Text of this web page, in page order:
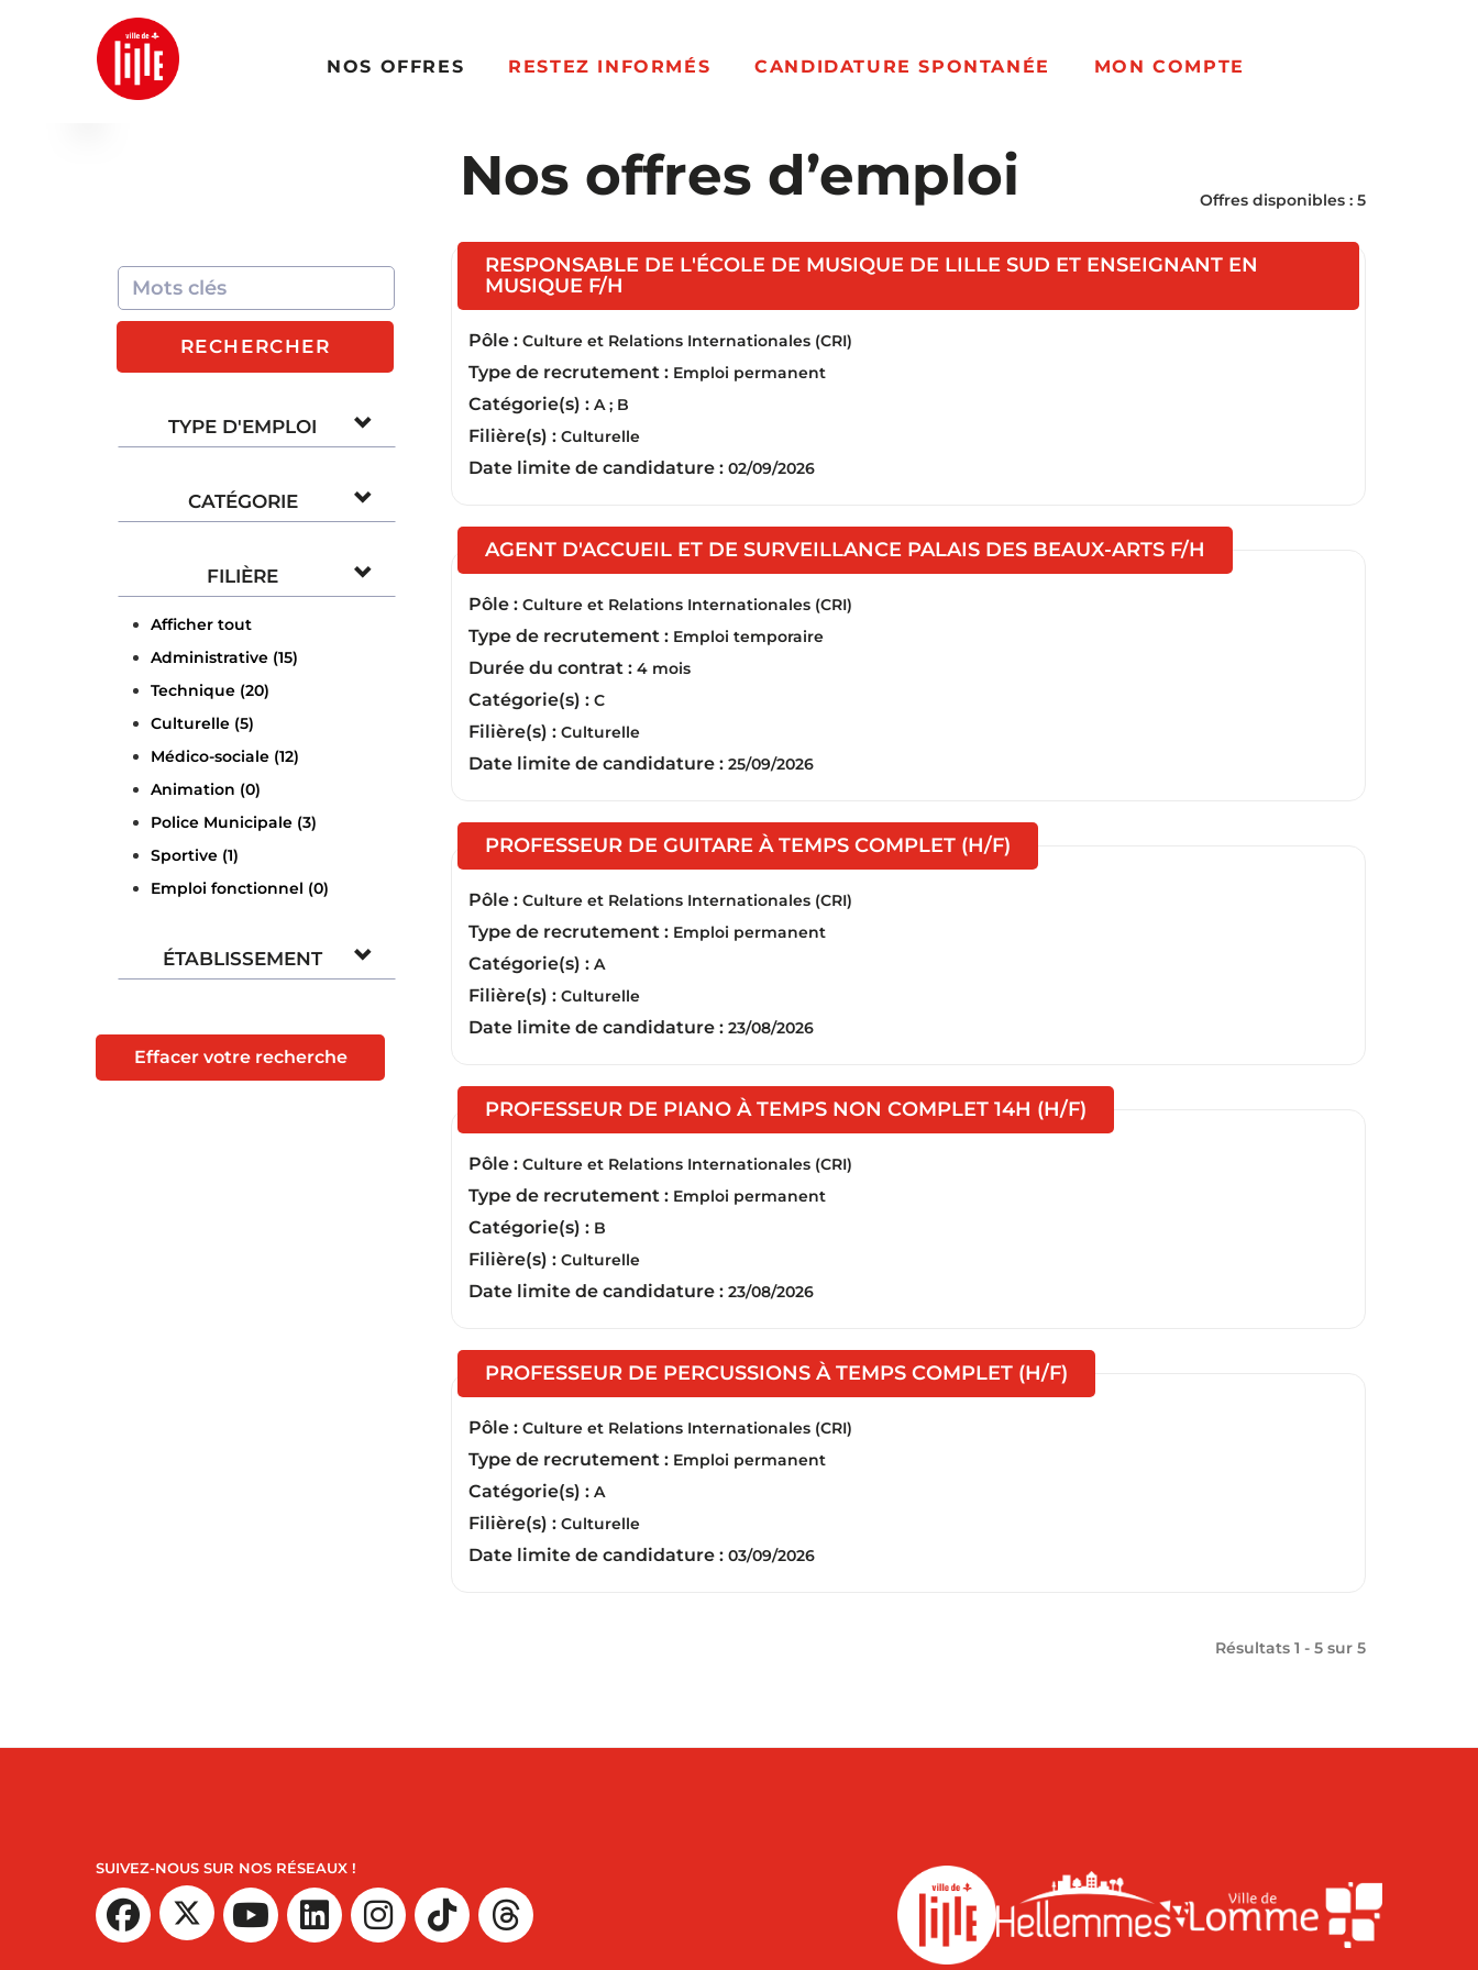
NOS OFFRES RESTEZ INFORMÉS CANDIDATURE SPONTANÉE MON COMPTE
Nos offres d’emploi
RECHERCHER
TYPE D'EMPLOI
CATÉGORIE
FILIÈRE
Afficher tout
Administrative (15)
Technique (20)
Culturelle (5)
Médico-sociale (12)
Animation (0)
Police Municipale (3)
Sportive (1)
Emploi fonctionnel (0)
ÉTABLISSEMENT
Effacer votre recherche
Offres disponibles : 5
RESPONSABLE DE L'ÉCOLE DE MUSIQUE DE LILLE SUD ET ENSEIGNANT EN
MUSIQUE F/H
Pôle : Culture et Relations Internationales (CRI)
Type de recrutement : Emploi permanent
Catégorie(s) : A ; B
Filière(s) : Culturelle
Date limite de candidature : 02/09/2026
AGENT D'ACCUEIL ET DE SURVEILLANCE PALAIS DES BEAUX-ARTS F/H
Pôle : Culture et Relations Internationales (CRI)
Type de recrutement : Emploi temporaire
Durée du contrat : 4 mois
Catégorie(s) : C
Filière(s) : Culturelle
Date limite de candidature : 25/09/2026
PROFESSEUR DE GUITARE À TEMPS COMPLET (H/F)(Nouvelle fenêtre)
Pôle : Culture et Relations Internationales (CRI)
Type de recrutement : Emploi permanent
Catégorie(s) : A
Filière(s) : Culturelle
Date limite de candidature : 23/08/2026
PROFESSEUR DE PIANO À TEMPS NON COMPLET 14H (H/F)(Nouvelle fenêtre)
Pôle : Culture et Relations Internationales (CRI)
Type de recrutement : Emploi permanent
Catégorie(s) : B
Filière(s) : Culturelle
Date limite de candidature : 23/08/2026
PROFESSEUR DE PERCUSSIONS À TEMPS COMPLET (H/F)(Nouvelle fenêtre)
Pôle : Culture et Relations Internationales (CRI)
Type de recrutement : Emploi permanent
Catégorie(s) : A
Filière(s) : Culturelle
Date limite de candidature : 03/09/2026
Résultats 1 - 5 sur 5
SUIVEZ-NOUS SUR NOS RÉSEAUX !